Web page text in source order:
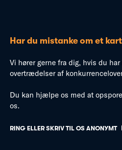
Har du mistanke om et
Vi hører gerne fra dig, hvis du
overtrædelser af
Du kan hjælpe os med at
os.
RING ELLER SKRIV TIL OS ANONYMT